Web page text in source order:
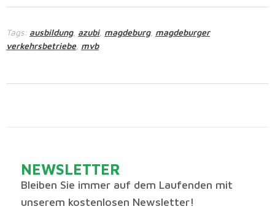
Tags: ausbildung, azubi, magdeburg, magdeburger
verkehrsbetriebe, mvb
NEWSLETTER
Bleiben Sie immer auf dem Laufenden mit
unserem kostenlosen Newsletter!